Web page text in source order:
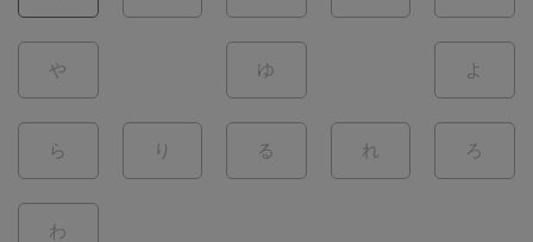
や ゆ よ
ら り る れ ろ
わ